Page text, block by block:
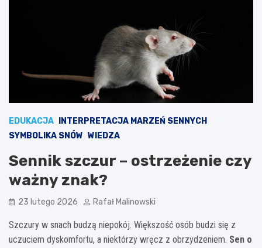
EDUKACJA
INTERPRETACJA MARZEŃ SENNYCH
SYMBOLIKA SNÓW WIEDZA
Sennik szczur – ostrzeżenie czy
ważny znak?
23 lutego 2026 Rafał Malinowski
Szczury w snach budzą niepokój. Większość osób budzi się z
uczuciem dyskomfortu, a niektórzy wręcz z obrzydzeniem. Sen o